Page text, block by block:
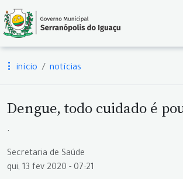
início notícias
Dengue, todo cuidado é
.
Secretaria de Saúde
qui, 13 fev 2020 - 07:21